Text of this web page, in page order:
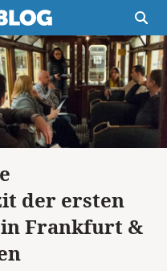
Werbung
der ersten
Frankfurt &